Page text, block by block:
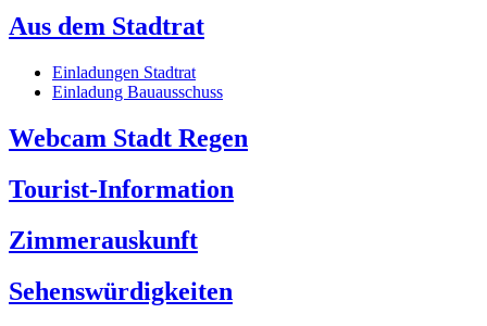
Aus dem Stadtrat
Einladungen Stadtrat
Einladung Bauausschuss
Webcam Stadt Regen
Tourist-Information
Zimmerauskunft
Sehenswürdigkeiten